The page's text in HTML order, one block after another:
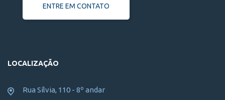
ENTRE EM CONTATO
LOCALIZAÇÃO
Rua Sílvia, 110 - 8º andar